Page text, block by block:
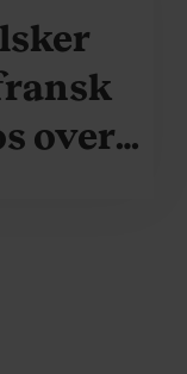
over,